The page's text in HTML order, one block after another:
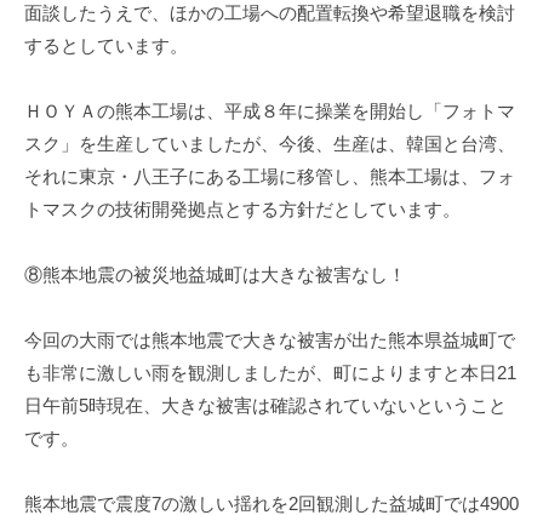
面談したうえで、ほかの工場への配置転換や希望退職を検討
するとしています。
ＨＯＹＡの熊本工場は、平成８年に操業を開始し「フォトマ
スク」を生産していましたが、今後、生産は、韓国と台湾、
それに東京・八王子にある工場に移管し、熊本工場は、フォ
トマスクの技術開発拠点とする方針だとしています。
⑧熊本地震の被災地益城町は大きな被害なし！
今回の大雨では熊本地震で大きな被害が出た熊本県益城町で
も非常に激しい雨を観測しましたが、町によりますと本日21
日午前5時現在、大きな被害は確認されていないということ
です。
熊本地震で震度7の激しい揺れを2回観測した益城町では4900